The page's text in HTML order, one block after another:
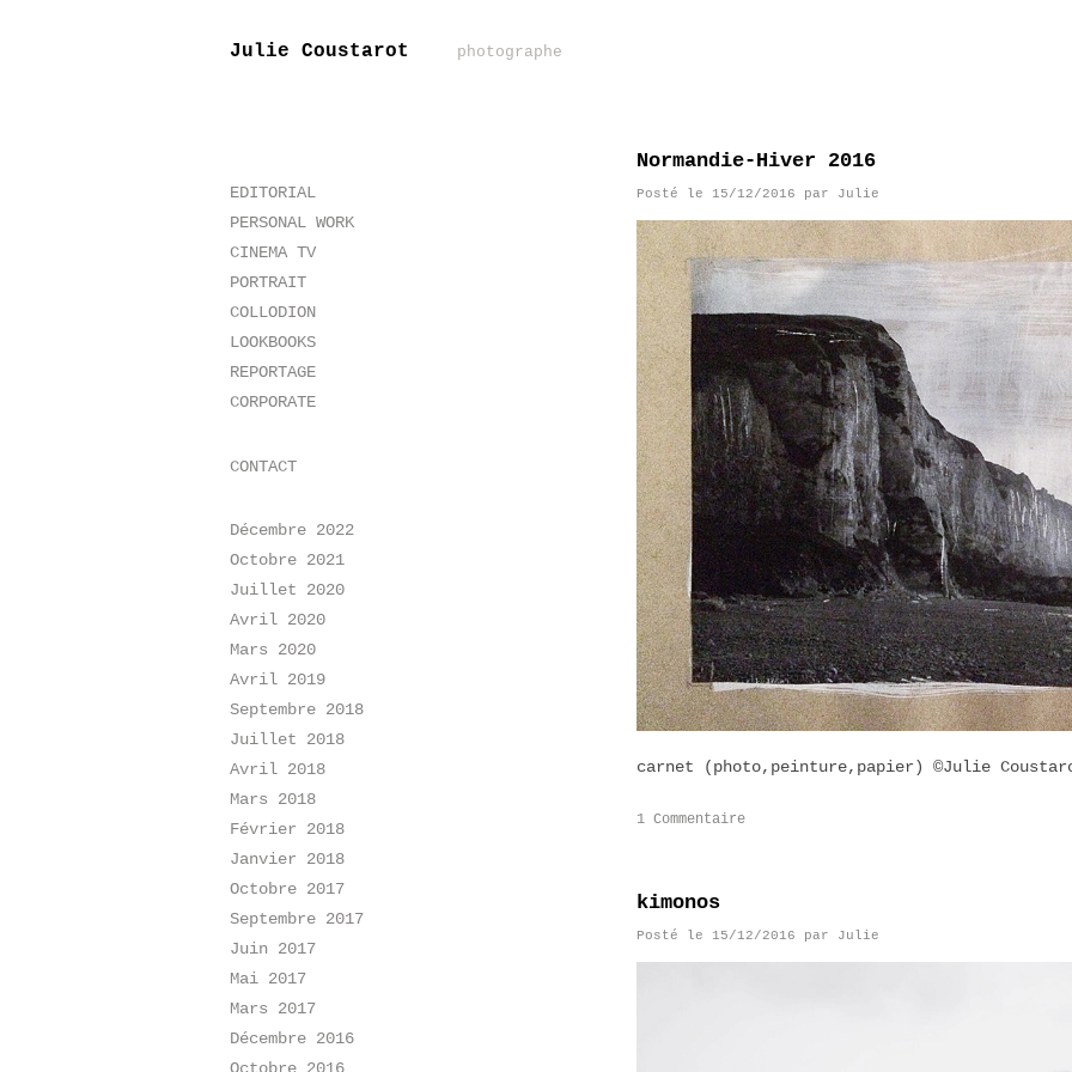
Julie Coustarot photographe
EDITORIAL
PERSONAL WORK
CINEMA TV
PORTRAIT
COLLODION
LOOKBOOKS
REPORTAGE
CORPORATE
CONTACT
Décembre 2022
Octobre 2021
Juillet 2020
Avril 2020
Mars 2020
Avril 2019
Septembre 2018
Juillet 2018
Avril 2018
Mars 2018
Février 2018
Janvier 2018
Octobre 2017
Septembre 2017
Juin 2017
Mai 2017
Mars 2017
Décembre 2016
Normandie-Hiver 2016
Posté le 15/12/2016 par Julie
carnet (photo,peinture,papier) ©Julie
1 Commentaire
kimonos
Posté le 15/12/2016 par Julie